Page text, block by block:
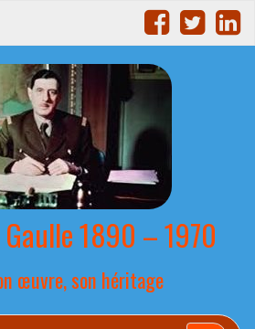
1890 – 1970
œuvre, son héritage